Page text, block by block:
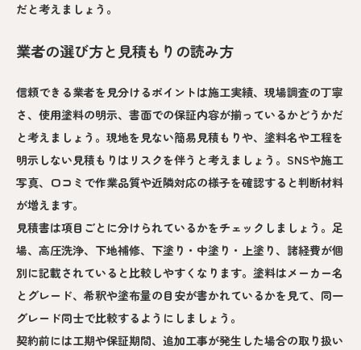
だと考えましょう。
業者の選び方と見積もりの読み方
信頼できる業者を見分けるポイントは施工実績、現場調査の丁寧
さ、使用塗料の明示、書面での保証内容が揃っているかどうかだ
と考えましょう。現地を見ない簡易見積もりや、塗料名や工程を
明示しない見積もりはリスクを伴うと考えましょう。SNSや施工
写真、口コミで作業品質や近隣対応の様子を確認すると判断材料
が増えます。
見積書は項目ごとに分けられているかをチェックしましょう。足
場、高圧洗浄、下地補修、下塗り・中塗り・上塗り、諸経費が個
別に記載されていると比較しやすくなります。塗料はメーカー名
とグレード、希釈や塗布量の目安が書かれているかを見て、同一
グレード同士で比較するようにしましょう。
契約前には工期や保証期間、追加工事が発生した場合の取り扱い